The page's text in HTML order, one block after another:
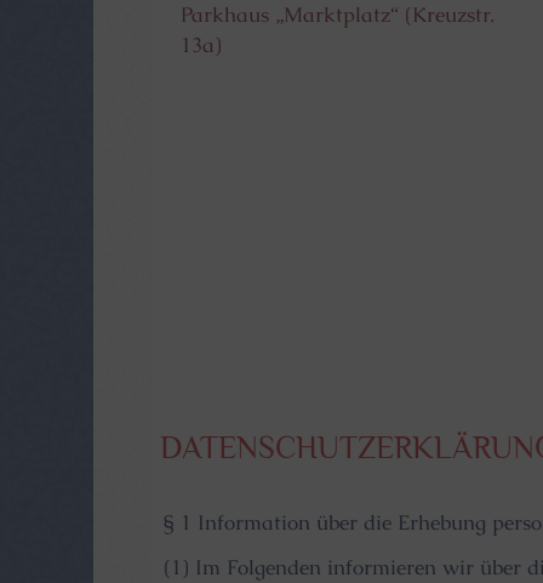
Parkhaus „Marktplatz“ (Kreuzstr.
13a)
§ 1 Information über die Erhebung
(1) Im Folgenden informieren wir über